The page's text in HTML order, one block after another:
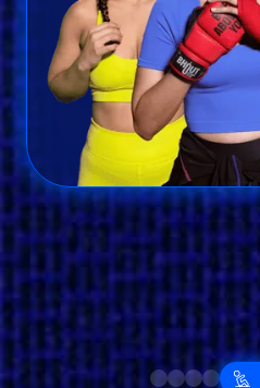
Boxing